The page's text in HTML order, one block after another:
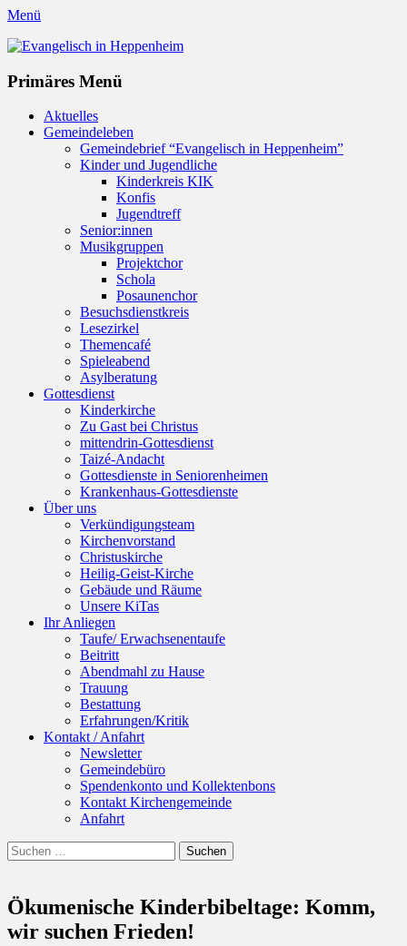
Menü
Evangelisch in Heppenheim
Primäres Menü
Zum
Inhalt
Aktuelles
Gemeindeleben
Gemeindebrief “Evangelisch in Heppenheim”
Kinder und Jugendliche
Kinderkreis KIK
Konfis
Jugendtreff
Senior:innen
Musikgruppen
Projektchor
Schola
Posaunenchor
Besuchsdienstkreis
Lesezirkel
Themencafé
Spieleabend
Asylberatung
Gottesdienst
Kinderkirche
Zu Gast bei Christus
mittendrin-Gottesdienst
Taizé-Andacht
Gottesdienste in Seniorenheimen
Krankenhaus-Gottesdienste
Über uns
Verkündigungsteam
Kirchenvorstand
Christuskirche
Heilig-Geist-Kirche
Gebäude und Räume
Unsere KiTas
Ihr Anliegen
Taufe/ Erwachsenentaufe
Beitritt
Abendmahl zu Hause
Trauung
Bestattung
Erfahrungen/Kritik
Kontakt / Anfahrt
Newsletter
Gemeindebüro
Spendenkonto und Kollektenbons
Kontakt Kirchengemeinde
Anfahrt
Suchen
Suchen
nach:
Ökumenische Kinderbibeltage: Komm,
wir suchen Frieden!